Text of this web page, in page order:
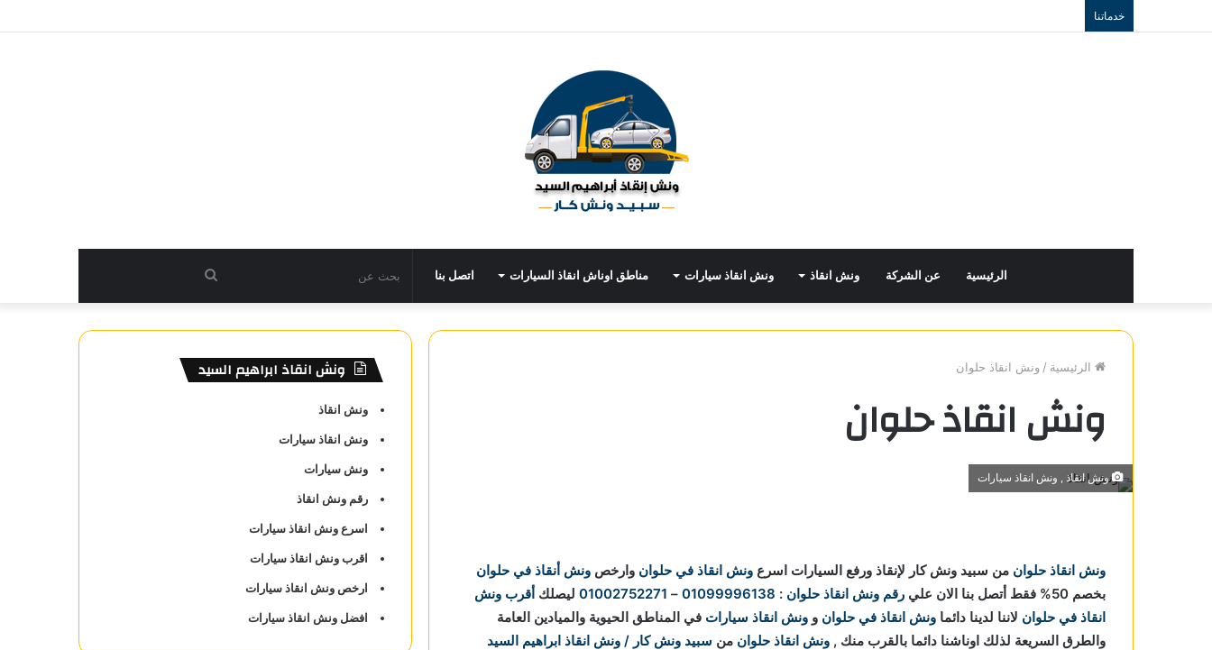
خدماتنا
الرئيسية عن الشركة ونش انقاذ ونش انقاذ سيارات مناطق اوناش انقاذ السيارات اتصل بنا
عن
الرئيسية / ونش انقاذ حلوان
ونش انقاذ حلوان
ونش انقاذ , ونش انقاذ سيارات
ونش انقاذ حلوان من سبيد ونش كار لإنقاذ ورفع السيارات اسرع ونش انقاذ في حلوان وارخص ونش أنقاذ في حلوان
بخصم 50% فقط أتصل بنا الان علي
رقم ونش انقاذ حلوان :
01099996138
–
01002752271 ليصلك أقرب ونش
انقاذ في حلوان لاننا لدينا دائما ونش انقاذ في حلوان و ونش انقاذ سيارات في المناطق الحيوية والميادين العامة
والطرق السريعة لذلك اوناشنا دائما بالقرب منك , ونش انقاذ حلوان من سبيد ونش كار / ونش انقاذ ابراهيم السيد
ونش انقاذ ابراهيم السيد
ونش انقاذ
ونش انقاذ سيارات
ونش سيارات
رقم ونش انقاذ
اسرع ونش انقاذ سيارات
اقرب ونش انقاذ سيارات
ارخص ونش انقاذ سيارات
افضل ونش انقاذ سيارات